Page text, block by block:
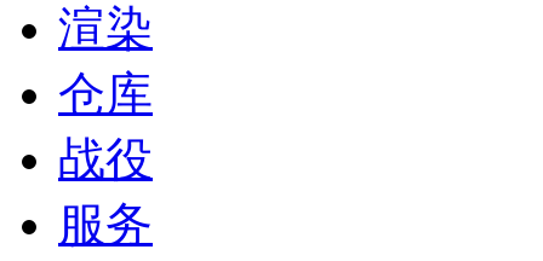
渲染
仓库
战役
服务